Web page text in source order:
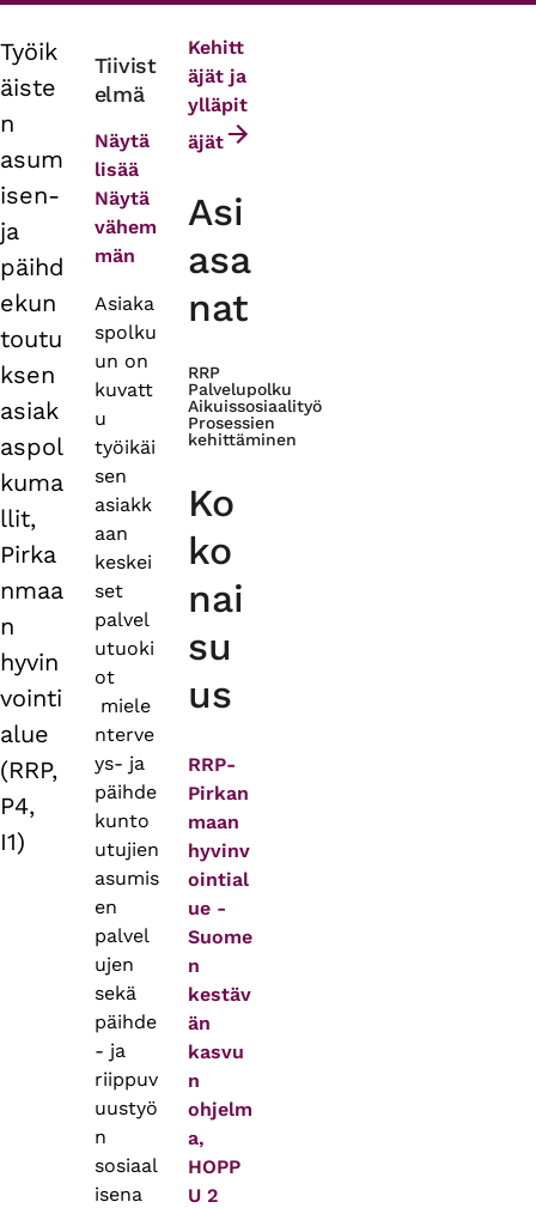
Primary
tabs
Työik
äiste
n
asum
isen-
ja
päihd
ekun
toutu
ksen
asiak
aspol
kuma
llit,
Pirka
nmaa
n
hyvin
vointi
alue
(RRP,
P4,
I1)
Tiivist
elmä
Näytä
lisää
Näytä
vähem
män
Asiaka
spolku
un on
kuvatt
u
työikäi
sen
asiakk
aan
keskei
set
palvel
utuoki
ot
miele
nterve
ys- ja
päihde
kunto
utujien
asumis
en
palvel
ujen
sekä
päihde
- ja
riippuv
uustyö
n
sosiaal
isena
Kehitt
äjät ja
ylläpit
äjät
Asi
asa
nat
RRP
Palvelupolku
Aikuissosiaalityö
Prosessien
kehittäminen
Ko
ko
nai
su
us
RRP-
Pirkan
maan
hyvinv
ointial
ue -
Suome
n
kestäv
än
kasvu
n
ohjelm
a,
HOPP
U 2